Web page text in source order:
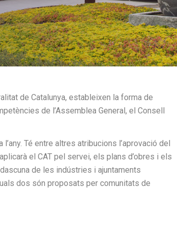
de Catalunya, estableixen la forma de
de l’Assemblea General, el Consell
Té entre altres atribucions l’aprovació del
el CAT pel servei, els plans d’obres i els
de les indústries i ajuntaments
dos són proposats per comunitats de